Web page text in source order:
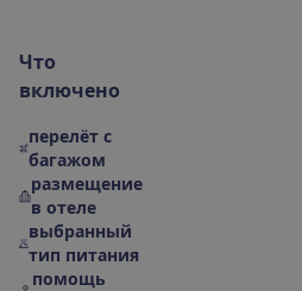
Что
включено
перелёт с
багажом
размещение
в отеле
выбранный
тип питания
помощь